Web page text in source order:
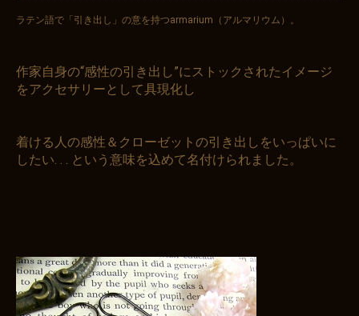
ラテン語で「引き出し」の意を持つarmarium（アルマリウム）。
作家自身の“感性の引き出し”にストックされたイメージ
をアクセサリーとして具現化し
着ける人の感性＆クローゼットの引き出しをいっぱいに
したい. . . という意味を込めて名付けられました。